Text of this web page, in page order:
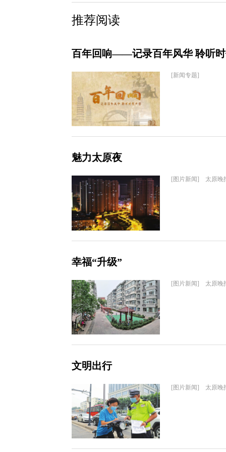
推荐阅读
百年回响——记录百年风华 聆听
[新闻专题]
魅力太原夜
[图片新闻] 太原晚
幸福“升级”
[图片新闻] 太原晚
文明出行
[图片新闻] 太原晚